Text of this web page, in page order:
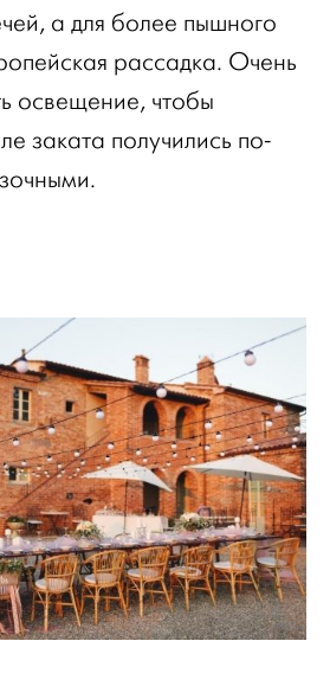
а для более пышного
рассадка. Очень
освещение, чтобы
заката получились по-